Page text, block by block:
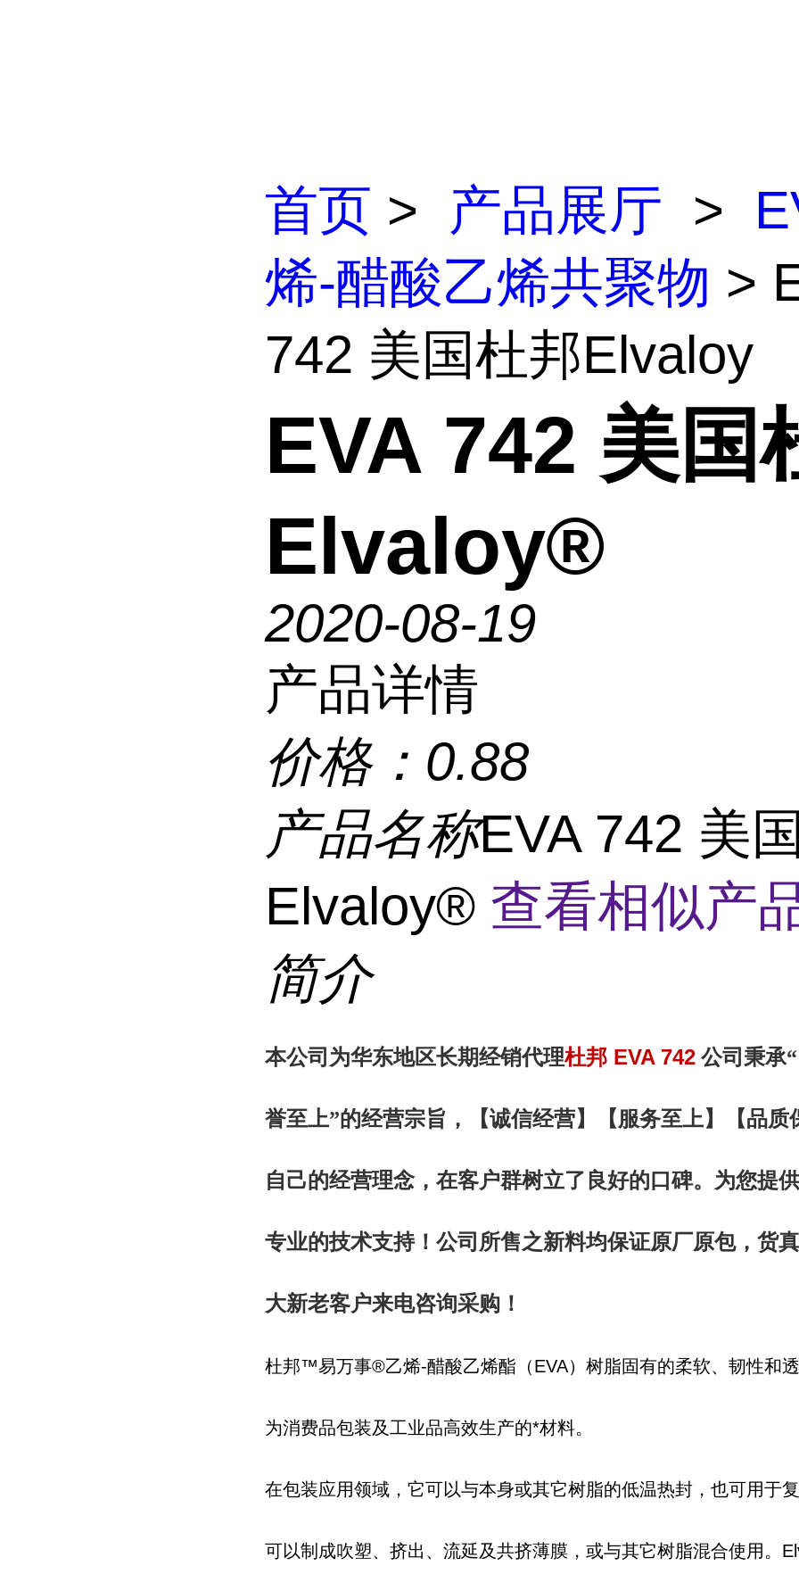
首页 > 产品展厅 >
烯-醋酸乙烯共聚物 >
742 美国杜邦Elvaloy
EVA 742 美国
Elvaloy®
2020-08-19
产品详情
价格： 0.88
产品名称EVA 742 美
Elvaloy® 查看相似产
简介
本公司为华东地区长期经销代理杜邦 EVA 742 公司秉承
誉至上”的经营宗旨，【诚信经营】【服务至上】【品质
自己的经营理念，在客户群树立了良好的口碑。为您提
专业的技术支持！公司所售之新料均保证原厂原包，货
大新老客户来电咨询采购！
杜邦™易万事®乙烯-醋酸乙烯酯（EVA）树脂固有的柔软、韧性和
为消费品包装及工业品高效生产的*材料。
在包装应用领域，它可以与本身或其它树脂的低温热封，也可用于
可以制成吹塑、挤出、流延及共挤薄膜，或与其它树脂混合使用。